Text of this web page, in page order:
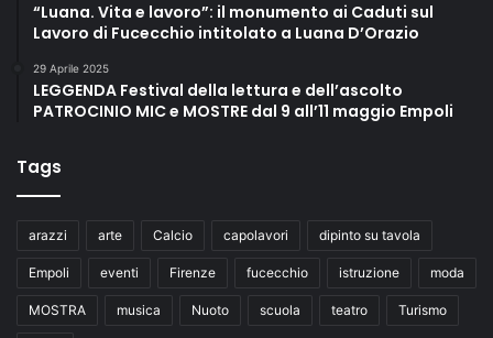
“Luana. Vita e lavoro”: il monumento ai Caduti sul
Lavoro di Fucecchio intitolato a Luana D’Orazio
29 Aprile 2025
LEGGENDA Festival della lettura e dell’ascolto
PATROCINIO MIC e MOSTRE dal 9 all’11 maggio Empoli
Tags
arazzi arte Calcio capolavori dipinto su tavola
Empoli eventi Firenze fucecchio istruzione moda
MOSTRA musica Nuoto scuola teatro Turismo